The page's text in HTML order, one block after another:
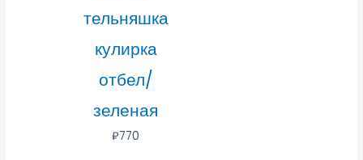
тельняшка
кулирка
отбел/
зеленая
₽770